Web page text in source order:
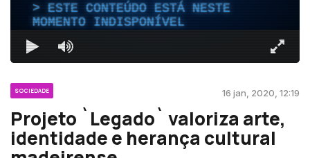
ESTE CONTEÚDO ESTÁ NESTE
MOMENTO INDISPONÍVEL
SOCIEDADE 16 jan, 2020, 12:19
Projeto `Legado` valoriza arte,
identidade e herança cultural